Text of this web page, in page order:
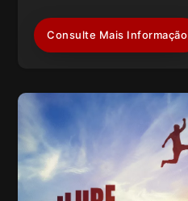
Consulte Mais Informação